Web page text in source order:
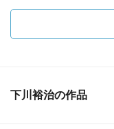
下川裕治の作品